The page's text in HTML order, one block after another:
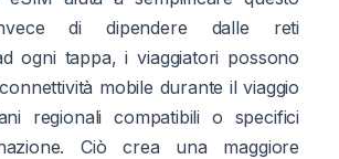
di dipendere dalle reti
ogni tappa, i viaggiatori possono
mobile durante il viaggio
regionali compatibili o specifici
Ciò crea una maggiore